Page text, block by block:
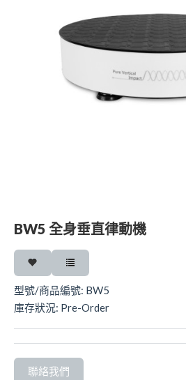
樂齡科技
BW5 全身垂直律動機
型號/商品編號: BW5
庫存狀況: Pre-Order
聯絡我們